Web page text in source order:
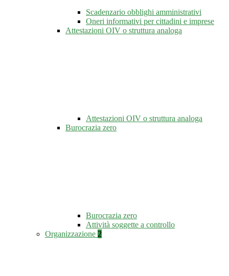
Scadenzario obblighi amministrativi
Oneri informativi per cittadini e imprese
Attestazioni OIV o struttura analoga
Attestazioni OIV o struttura analoga
Burocrazia zero
Burocrazia zero
Attività soggette a controllo
Organizzazione 2